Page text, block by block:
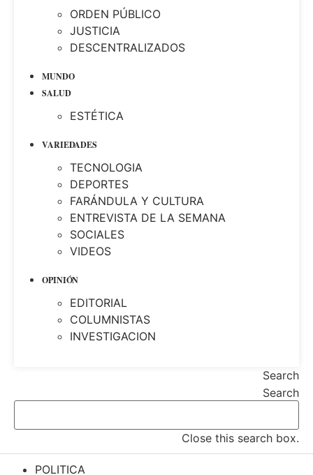
ORDEN PÚBLICO
JUSTICIA
DESCENTRALIZADOS
MUNDO
SALUD
ESTÉTICA
VARIEDADES
TECNOLOGIA
DEPORTES
FARÁNDULA Y CULTURA
ENTREVISTA DE LA SEMANA
SOCIALES
VIDEOS
OPINIÓN
EDITORIAL
COLUMNISTAS
INVESTIGACION
Search
Search
Close this search box.
POLITICA